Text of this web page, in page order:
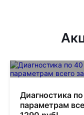
Диагностика
параметрам